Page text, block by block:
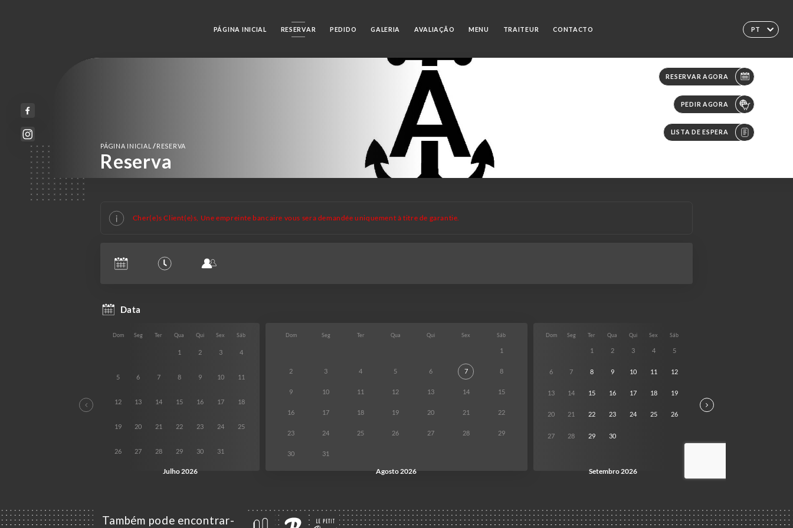
PT
PÁGINA INICIAL RESERVAR PEDIDO GALERIA AVALIAÇÃO MENU TRAITEUR CONTACTO
RESERVAR AGORA
PEDIR AGORA
LISTA DE ESPERA
PÁGINA INICIAL/ RESERVA
Reserva
Também pode encontrar-